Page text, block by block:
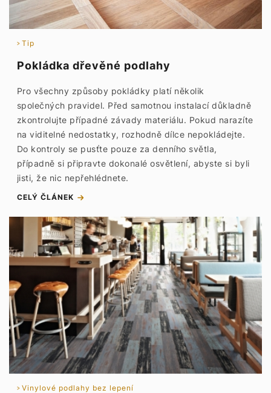
Tip
Pokládka dřevěné podlahy
Pro všechny způsoby pokládky platí několik
společných pravidel. Před samotnou instalací důkladně
zkontrolujte případné závady materiálu. Pokud narazíte
na viditelné nedostatky, rozhodně dílce nepokládejte.
Do kontroly se pusťte pouze za denního světla,
případně si připravte dokonalé osvětlení, abyste si byli
jisti, že nic nepřehlédnete.
CELÝ ČLÁNEK
Vinylové podlahy bez lepení